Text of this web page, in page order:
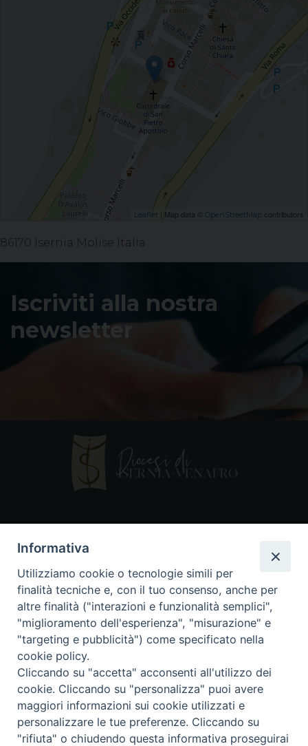
Leaflet | Map data © OpenStreetMap contributors
86170 Isernia Molise Italia
Iscriviti alla nostra
newsletter
86170 Isernia
086550849
segreteria@diocesiiserniavenafro.it
I nostri social
Copyright © 2018 - Diocesi di Isernia-Venafro (C.F.
90008750946). Riproduzione solo con permesso.
Tutti i diritti sono riservati
Informativa
Utilizziamo cookie o tecnologie simili per
finalità tecniche e, con il tuo consenso, anche per
altre finalità ("interazioni e funzionalità semplici",
"miglioramento dell'esperienza", "misurazione" e
"targeting e pubblicità") come specificato nella
cookie policy.
Cliccando su "accetta" acconsenti all'utilizzo dei
cookie. Cliccando su "personalizza" puoi avere
maggiori informazioni sui cookie utilizzati e
personalizzare le tue preferenze. Cliccando su
"rifiuta" o chiudendo questa informativa proseguirai